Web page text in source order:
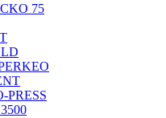
75
PRESS